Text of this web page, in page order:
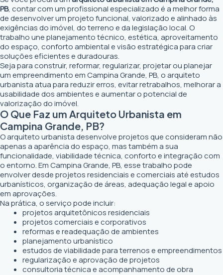
PB, contar com um profissional especializado é a melhor forma
de desenvolver um projeto funcional, valorizado e alinhado às
exigências do imóvel, do terreno e da legislação local. O
trabalho une planejamento técnico, estética, aproveitamento
do espaço, conforto ambiental e visão estratégica para criar
soluções eficientes e duradouras.
Seja para construir, reformar, regularizar, projetar ou planejar
um empreendimento em Campina Grande, PB, o arquiteto
urbanista atua para reduzir erros, evitar retrabalhos, melhorar a
usabilidade dos ambientes e aumentar o potencial de
valorização do imóvel.
O Que Faz um Arquiteto Urbanista em
Campina Grande, PB?
O arquiteto urbanista desenvolve projetos que consideram não
apenas a aparência do espaço, mas também a sua
funcionalidade, viabilidade técnica, conforto e integração com
o entorno. Em Campina Grande, PB, esse trabalho pode
envolver desde projetos residenciais e comerciais até estudos
urbanísticos, organização de áreas, adequação legal e apoio
em aprovações.
Na prática, o serviço pode incluir:
projetos arquitetônicos residenciais
projetos comerciais e corporativos
reformas e readequação de ambientes
planejamento urbanístico
estudos de viabilidade para terrenos e empreendimentos
regularização e aprovação de projetos
consultoria técnica e acompanhamento de obra